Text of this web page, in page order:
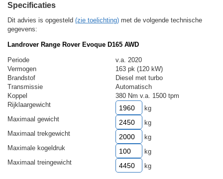
Specificaties
Dit advies is opgesteld (zie toelichting) met de volgende technische
gegevens:
Landrover Range Rover Evoque D165 AWD
Periode
v.a. 2020
Vermogen
163 pk (120 kW)
Brandstof
Diesel met turbo
Transmissie
Automatisch
Koppel
380 Nm v.a. 1500 tpm
Rijklaargewicht
kg
Maximaal gewicht
kg
Maximaal trekgewicht
kg
Maximale kogeldruk
kg
Maximaal treingewicht
kg